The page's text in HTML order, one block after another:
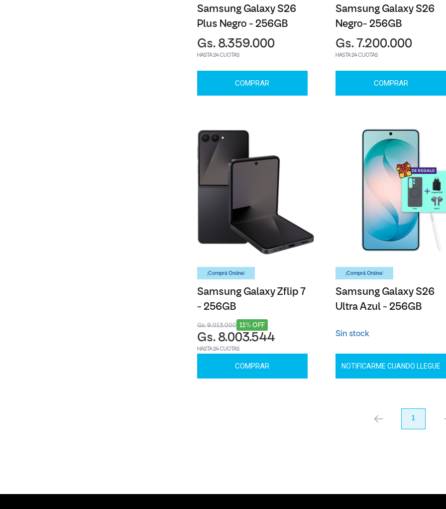
Samsung Galaxy S26
Plus Negro - 256GB
Gs. 8.359.000
HASTA 24 CUOTAS
COMPRAR
Samsung Galaxy S26
Negro- 256GB
Gs. 7.200.000
HASTA 24 CUOTAS
COMPRAR
¡Comprá Online!
Samsung Galaxy Zflip 7
- 256GB
11% OFF
Gs. 9.013.000
Gs. 8.003.544
HASTA 24 CUOTAS
COMPRAR
¡Comprá Online!
Samsung Galaxy S26
Ultra Azul - 256GB
Sin stock
NOTIFICARME CUANDO LLEGUE
anterior 1